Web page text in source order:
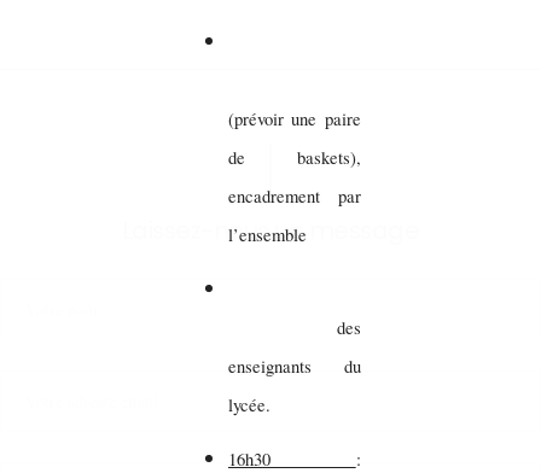
(prévoir une paire
de baskets),
encadrement par
l’ensemble
des
enseignants du
lycée.
16h30 :
Laissez-nous un message